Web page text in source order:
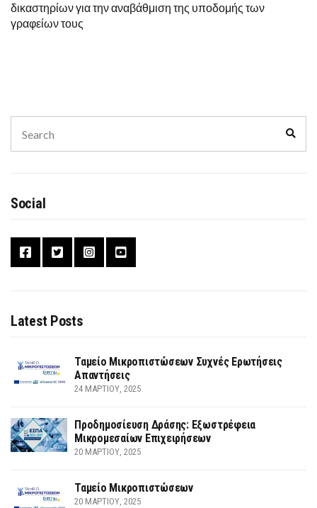
δικαστηρίων για την αναβάθμιση της υποδομής των
γραφείων τους
for:
Social
Latest Posts
Ταμείο Μικροπιστώσεων Συχνές Ερωτήσεις
Απαντήσεις
24 ΜΑΡΤΊΟΥ, 2025
Προδημοσίευση Δράσης: Εξωστρέφεια
Μικρομεσαίων Επιχειρήσεων
20 ΜΑΡΤΊΟΥ, 2025
Ταμείο Μικροπιστώσεων
20 ΜΑΡΤΊΟΥ, 2025